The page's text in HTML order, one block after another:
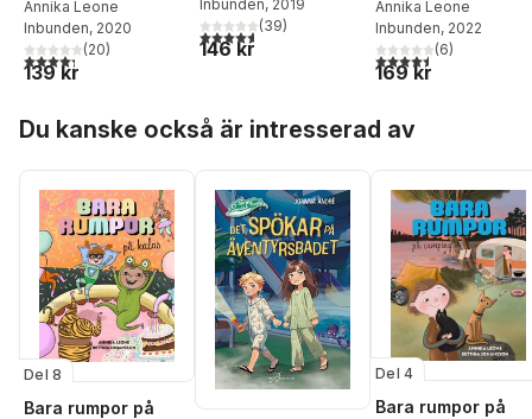
Annika Leone
Inbunden, 2020
4,3utav 5 stjärnor. Totalt antal röster:
(20)
139 kr
Inbunden, 2019
4,6utav 5 stjärnor. Totalt antal röster:
(39)
146 kr
Annika Leone
Inbunden, 2022
4,5utav 5 stjärnor.
(6)
169 kr
Du kanske också är intresserad av
Del 8
Bara rumpor på
Del 4
Bara rumpor på